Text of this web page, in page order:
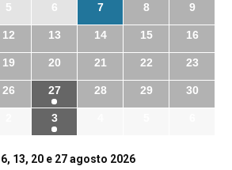
5 6 7 8 9
12 13 14 15 16
19 20 21 22 23
26 27 28 29 30
3
13, 20 e 27 agosto 2026